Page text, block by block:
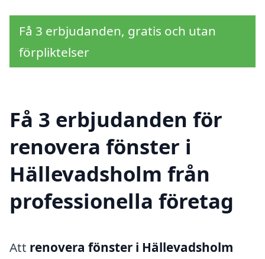
Få 3 erbjudanden, gratis och utan
förpliktelser
Få 3 erbjudanden för
renovera fönster i
Hällevadsholm från
professionella företag
Att renovera fönster i Hällevadsholm